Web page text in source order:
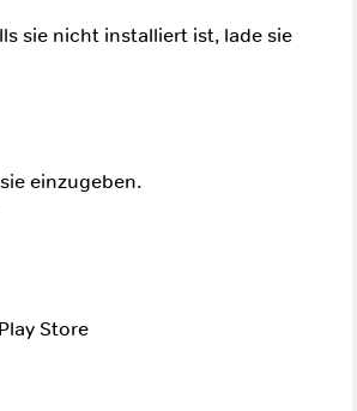
sie nicht installiert ist, lade sie
einzugeben.
Store